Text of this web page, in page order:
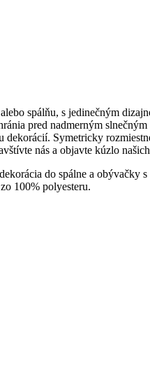
spálňu, s jedinečným
pred nadmerným
Symetricky
nás a objavte kúzlo
do spálne a
100% polyesteru.